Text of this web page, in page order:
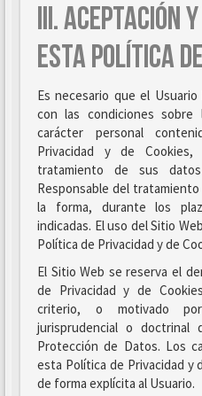
III. ACEPTACIÓN
ESTA POLÍTICA
Es necesario que el
con las condiciones
carácter personal
Privacidad y de
tratamiento de sus
Responsable del
la forma, durante los
indicadas. El uso del Sitio
Política de Privacidad y de
El Sitio Web se reserva el
de Privacidad y de
criterio, o motivado
jurisprudencial o doctrinal
Protección de Datos. Los
esta Política de Privacidad y
de forma explícita al Usuario.